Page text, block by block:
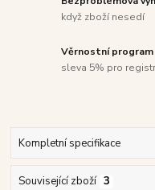
když zboží nesedí
Věrnostní program
sleva 5% pro
Kompletní specifikace
Související zboží 3